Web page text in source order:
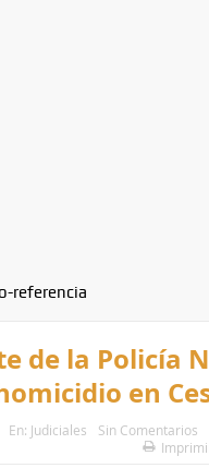
referencia
de la Policía
en
En: Judiciales
Sin Comentarios